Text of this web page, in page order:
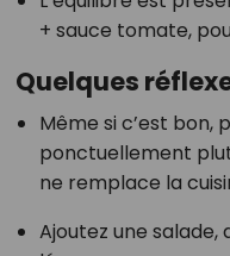
+ sauce tomate,
Quelques
Même si c’est bon,
ponctuellement
ne remplace la
Ajoutez une salade,